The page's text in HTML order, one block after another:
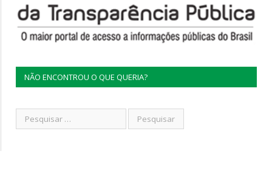
NÃO ENCONTROU O QUE QUERIA?